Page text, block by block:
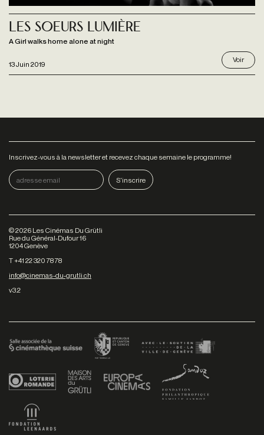
13 Juin 2019
Les Soeurs Lumière
A Girl walks home alone at night
Voir
Inscrivez-vous à la newsletter et recevez chaque semaine le programme!
©2026 Les Cinémas Du Grütli
Rue du Général-Dufour 16
1204 Genève
T +41 22 320 78 78
info@cinemas-du-grutli.ch
v3.2